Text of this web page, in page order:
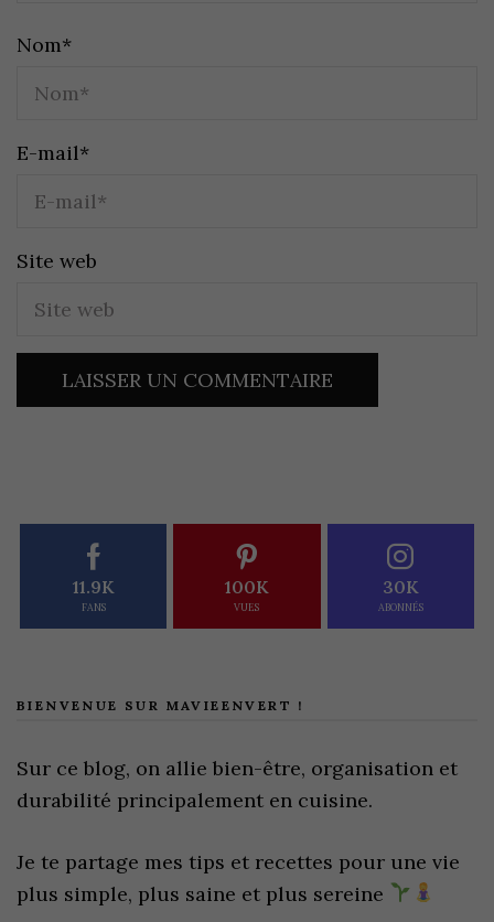
Nom*
E-mail*
Site web
11.9K
FANS
100K
VUES
30K
ABONNÉS
BIENVENUE SUR MAVIEENVERT !
Sur ce blog, on allie bien-être, organisation et
durabilité principalement en cuisine.
Je te partage mes tips et recettes pour une vie
plus simple, plus saine et plus sereine